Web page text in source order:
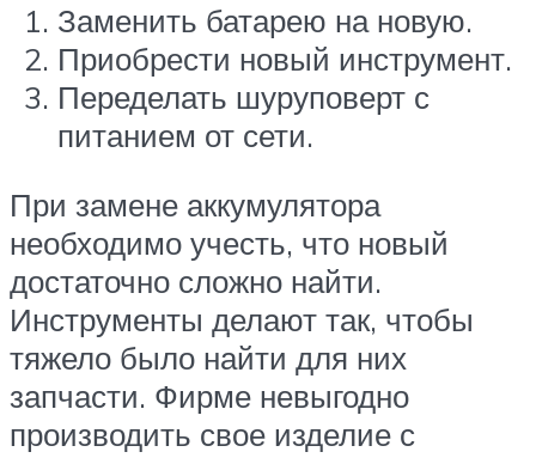
Заменить батарею на новую.
Приобрести новый инструмент.
Переделать шуруповерт с
питанием от сети.
При замене аккумулятора
необходимо учесть, что новый
достаточно сложно найти.
Инструменты делают так, чтобы
тяжело было найти для них
запчасти. Фирме невыгодно
производить свое изделие с